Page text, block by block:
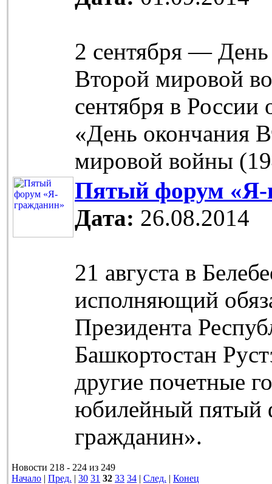
2 сентября —
Второй мировой
сентября в России
«День окончания
мировой войны
Пятый форум «Я-
Дата: 26.08.2014
21 августа в
исполняющий
Президента
Башкортостан
другие почетные
юбилейный пятый
гражданин».
Новости 218 - 224 из 249
Начало | Пред. | 30 31 32 33 34 | След. | Конец